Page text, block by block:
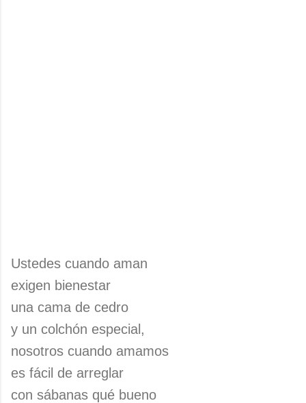
Ustedes cuando aman
exigen bienestar
una cama de cedro
y un colchón especial,
nosotros cuando amamos
es fácil de arreglar
con sábanas qué bueno